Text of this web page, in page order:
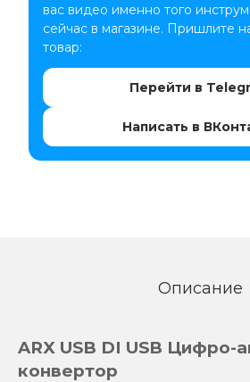
вас видео именно того
сейчас в магазине. Пришлите
товар:
Перейти в
Написать в
Описание
ARX USB DI USB Цифро-
конвертор